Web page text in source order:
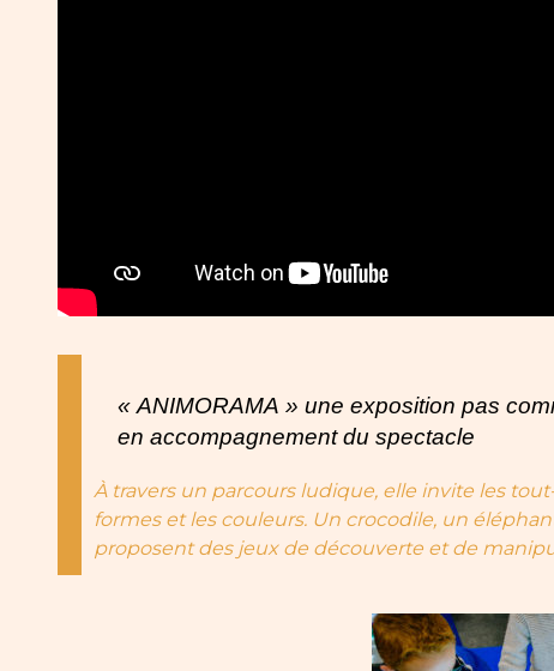
« ANIMORAMA » une exposition pas
en accompagnement du spectacle
À travers un parcours ludique, elle invite les
formes et les couleurs. Un crocodile, un
proposent des jeux de découverte et de